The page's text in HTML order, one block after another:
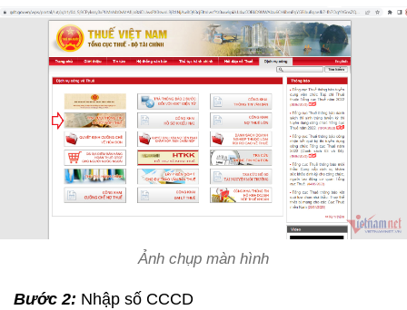
Ảnh chụp màn hình
Bước 2: Nhập số CCCD